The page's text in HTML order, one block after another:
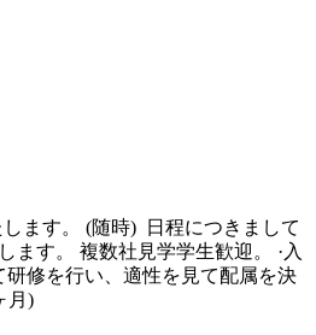
ます。 (随時)  日程につきまして
ます。 複数社見学学生歓迎。 ·入
修を行い、適性を見て配属を決
月)